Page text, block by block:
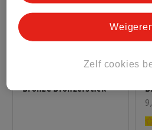
Bronze Bronzerstick
Zelf cookies